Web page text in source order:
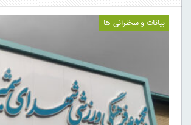
بیانات و سخنرانی ها